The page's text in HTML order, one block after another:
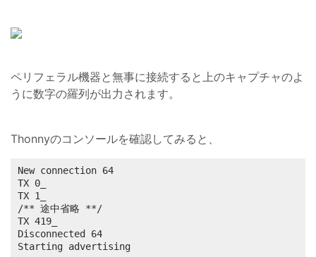
ペリフェラル機器と無事に接続すると上のキャプチャのよ
うに数字の羅列が出力されます。
Thonnyのコンソールを確認してみると、
New connection 64
TX 0_
TX 1_
/** 途中省略 **/
TX 419_
Disconnected 64
Starting advertising